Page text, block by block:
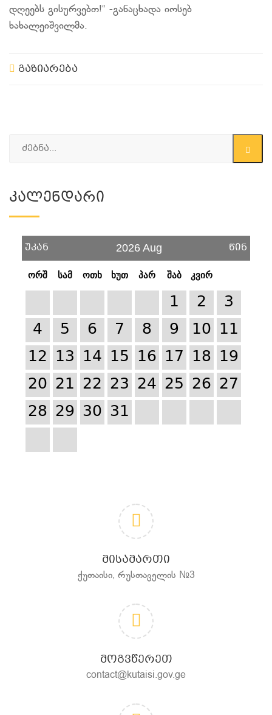
დღეებს გისურვებთ!“ -განაცხადა იოსებ
ხახალეიშვილმა.
გაზიარება
Კალენდარი
უკან 2026 Aug წინ
ორშ სამ ოთხ ხუთ პარ შაბ კვირ
1 2
3
4
5 6 7 8 9 10 11
12 13 14 15 16 17 18 19
20 21 22 23 24 25 26 27
28 29 30 31
ᲛᲘᲡᲐᲛᲐᲠᲗᲘ
ქუთაისი, რუსთაველის №3
ᲛᲝᲒᲕᲬᲔᲠᲔᲗ
contact@kutaisi.gov.ge